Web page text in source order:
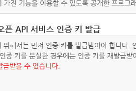
가진 기능을 이용할 수 있도록 공개한 프로그
픈 API 서비스 인증 키 발급
위해서는 먼저 인증 키를 발급받아야 합니다
증 키를 분실한 경우에는 인증 키를 재발급받
받을 수 있습니다.